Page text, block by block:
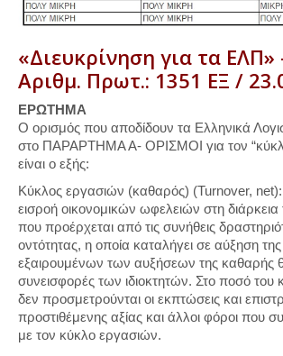
«Διευκρίνηση για τα
Αριθμ. Πρωτ.: 1351 ΕΞ /
ΕΡΩΤΗΜΑ
Ο ορισμός που αποδίδουν τα Ελληνικά
στο ΠΑΡΑΡΤΗΜΑ Α- ΟΡΙΣΜΟΙ για τον
είναι ο εξής:
Κύκλος εργασιών (καθαρός) (Turnover,
εισροή οικονομικών ωφελειών στη διάρκεια
που προέρχεται από τις συνήθεις
οντότητας, η οποία καταλήγει σε αύξηση
εξαιρουμένων των αυξήσεων της καθαρής
συνεισφορές των ιδιοκτητών. Στο ποσό του
δεν προσμετρούνται οι εκπτώσεις και
προστιθέμενης αξίας και άλλοι φόροι που
με τον κύκλο εργασιών.